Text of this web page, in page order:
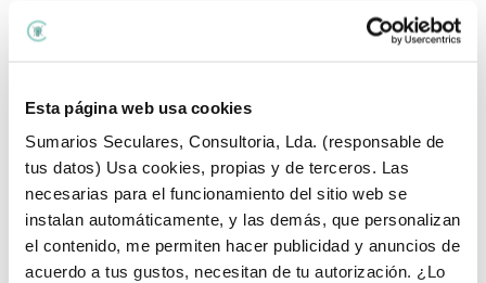
Esta página web usa cookies
Sumarios Seculares, Consultoria, Lda. (responsable de
tus datos) Usa cookies, propias y de terceros. Las
necesarias para el funcionamiento del sitio web se
instalan automáticamente, y las demás, que personalizan
el contenido, me permiten hacer publicidad y anuncios de
acuerdo a tus gustos, necesitan de tu autorización. ¿Lo